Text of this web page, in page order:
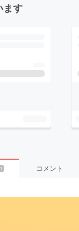
ます
1 コメント